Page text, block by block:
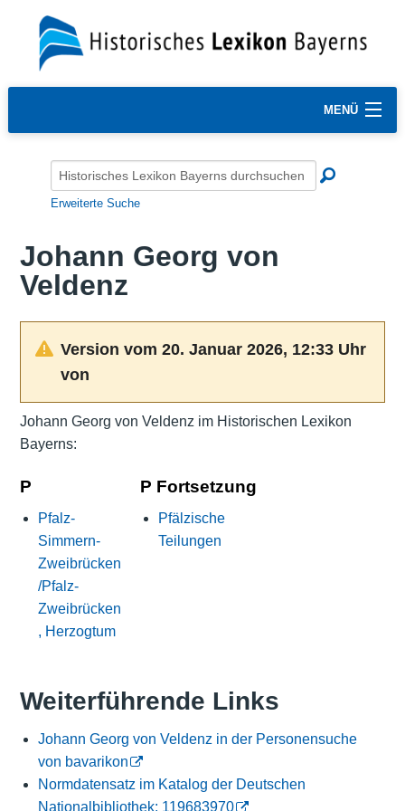
MENÜ
Erweiterte Suche
Johann Georg von
Veldenz
Version vom 20. Januar 2026, 12:33 Uhr
von
Johann Georg von Veldenz im Historischen Lexikon
Bayerns:
P
Pfalz-
Simmern-
Zweibrücken
/Pfalz-
Zweibrücken
, Herzogtum
P Fortsetzung
Pfälzische
Teilungen
Weiterführende Links
Johann Georg von Veldenz in der Personensuche
von bavarikon
Normdatensatz im Katalog der Deutschen
Nationalbibliothek: 119683970